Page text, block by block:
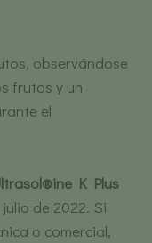
observándose
frutos y un
el
K Plus
de 2022. Si
o comercial,